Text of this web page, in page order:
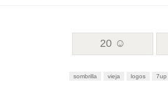
20 ☺
sombrilla vieja logos 7up